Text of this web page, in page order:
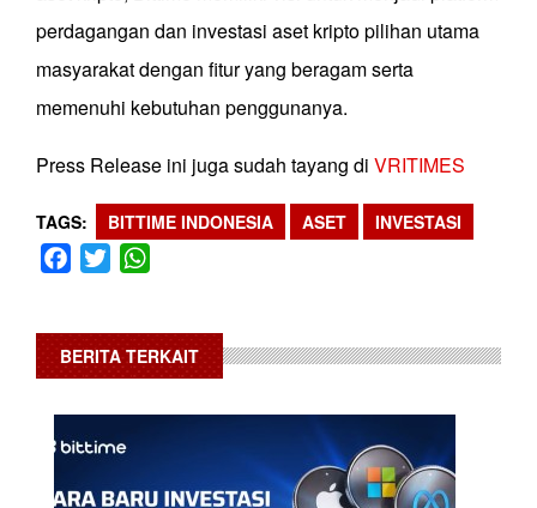
perdagangan dan investasi aset kripto pilihan utama
masyarakat dengan fitur yang beragam serta
memenuhi kebutuhan penggunanya.
Press Release ini juga sudah tayang di VRITIMES
TAGS BITTIME INDONESIA ASET INVESTASI
Facebook
Twitter
BERITA TERKAIT